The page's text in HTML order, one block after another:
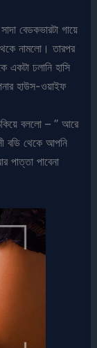
বেডকভারটা গায়ে
নামলো। তারপর
একটা ঢলানি হাসি
হাউস-ওয়াইফ
বললো – ” আরে
বডি থেকে আপনি
পাত্তা পাবেনা